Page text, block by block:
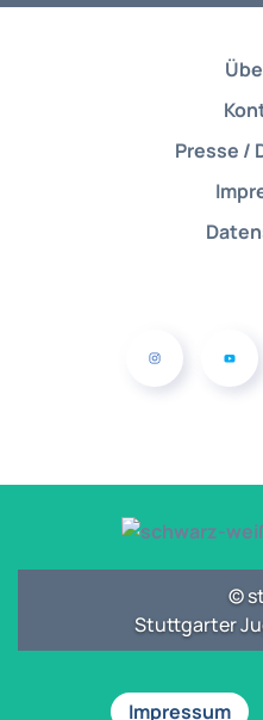
Presse /
©
Stuttgarter
Impressum